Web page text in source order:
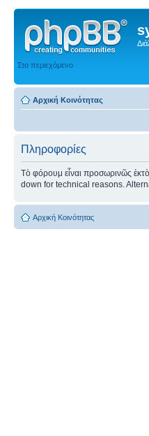
Στο περιεχόμενο
Αρχική Κοινότητας
Πληροφορίες
Τὸ φόρουμ εἶναι προσωρινῶς
down for technical reasons.
Αρχική Κοινότητας